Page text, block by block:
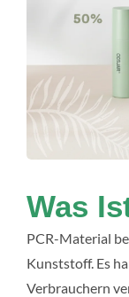
Was
PCR-Material
Kunststoff. Es
Verbrauchern